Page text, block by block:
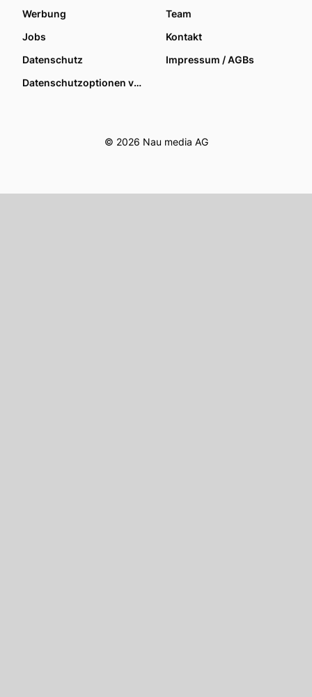
Werbung
Team
Jobs
Kontakt
Datenschutz
Impressum / AGBs
Datenschutzoptionen verwalten
© 2026 Nau media AG